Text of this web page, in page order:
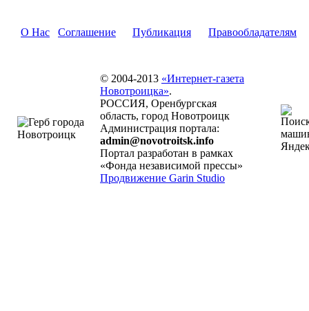
О Нас Соглашение Публикация Правообладателям
© 2004-2013 «Интернет-газета
Новотроицка».
РОССИЯ, Оренбургская
область, город Новотроицк
Администрация портала:
admin@novotroitsk.info
Портал разработан в рамках
«Фонда независимой прессы»
Продвижение Garin Studio